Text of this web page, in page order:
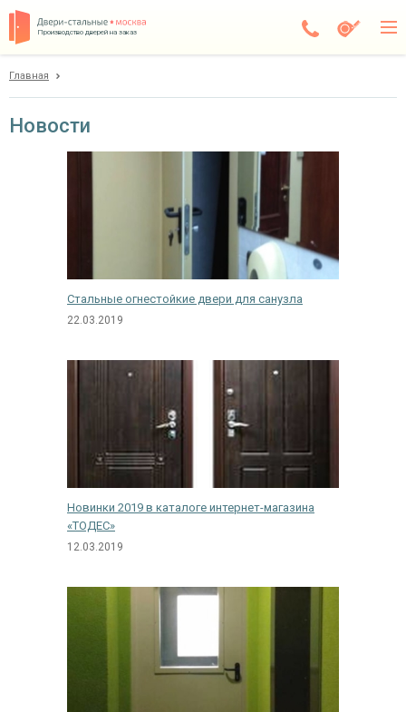
Производство дверей на заказ
Доставка
Покупателям
+7 (495) 409-24-70
Главная
Новости
Стальные огнестойкие двери для санузла
22.03.2019
Новинки 2019 в каталоге интернет-магазина
«ТОДЕС»
12.03.2019